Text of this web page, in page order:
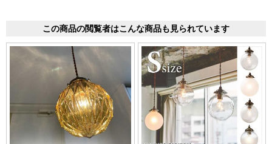
この商品の閲覧者はこんな商品も見られています